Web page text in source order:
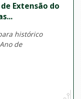
Extensão do
histórico
de